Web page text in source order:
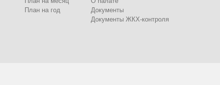
План на год
Документы
Документы ЖКХ-контроля